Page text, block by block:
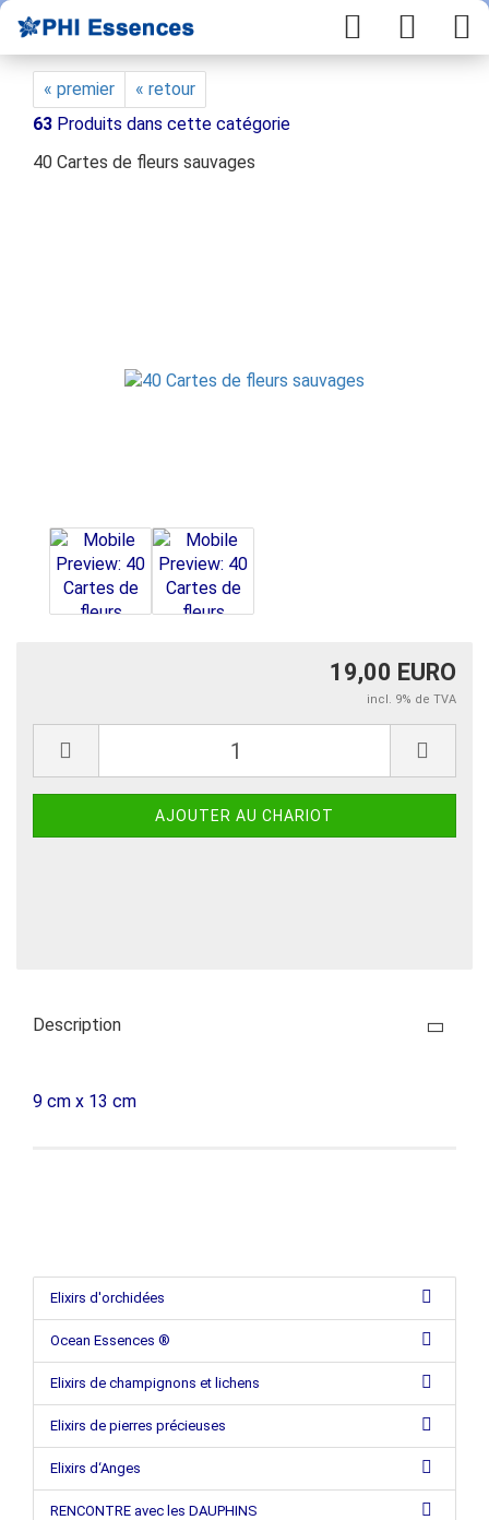
« premier
« retour
63 Produits dans cette catégorie
40 Cartes de fleurs sauvages
19,00 EURO
incl. 9% de TVA
Description
9 cm x 13 cm
Elixirs d'orchidées
Ocean Essences ®
Elixirs de champignons et lichens
Elixirs de pierres précieuses
Elixirs d‘Anges
RENCONTRE avec les DAUPHINS